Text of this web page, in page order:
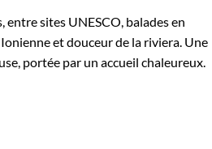
entre sites UNESCO, balades en
et douceur de la riviera. Une
portée par un accueil chaleureux.